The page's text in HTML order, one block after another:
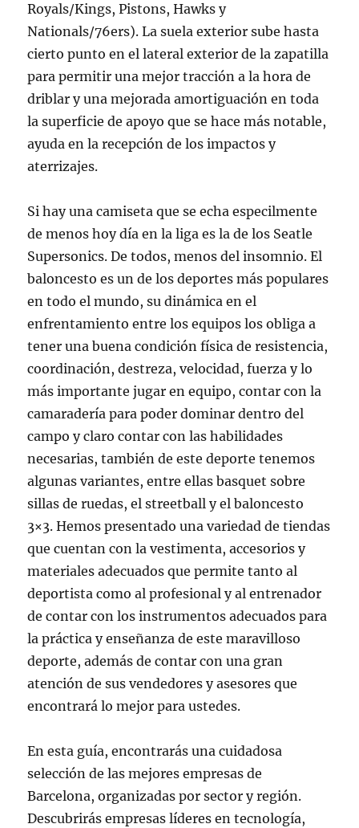
Royals/Kings, Pistons, Hawks y
Nationals/76ers). La suela exterior sube hasta
cierto punto en el lateral exterior de la zapatilla
para permitir una mejor tracción a la hora de
driblar y una mejorada amortiguación en toda
la superficie de apoyo que se hace más notable,
ayuda en la recepción de los impactos y
aterrizajes.
Si hay una camiseta que se echa especilmente
de menos hoy día en la liga es la de los Seatle
Supersonics. De todos, menos del insomnio. El
baloncesto es un de los deportes más populares
en todo el mundo, su dinámica en el
enfrentamiento entre los equipos los obliga a
tener una buena condición física de resistencia,
coordinación, destreza, velocidad, fuerza y lo
más importante jugar en equipo, contar con la
camaradería para poder dominar dentro del
campo y claro contar con las habilidades
necesarias, también de este deporte tenemos
algunas variantes, entre ellas basquet sobre
sillas de ruedas, el streetball y el baloncesto
3×3. Hemos presentado una variedad de tiendas
que cuentan con la vestimenta, accesorios y
materiales adecuados que permite tanto al
deportista como al profesional y al entrenador
de contar con los instrumentos adecuados para
la práctica y enseñanza de este maravilloso
deporte, además de contar con una gran
atención de sus vendedores y asesores que
encontrará lo mejor para ustedes.
En esta guía, encontrarás una cuidadosa
selección de las mejores empresas de
Barcelona, organizadas por sector y región.
Descubrirás empresas líderes en tecnología,